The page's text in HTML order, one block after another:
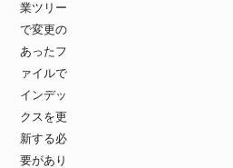
業ツリー
で変更の
あったフ
ァイルで
インデッ
クスを更
新する必
要があり